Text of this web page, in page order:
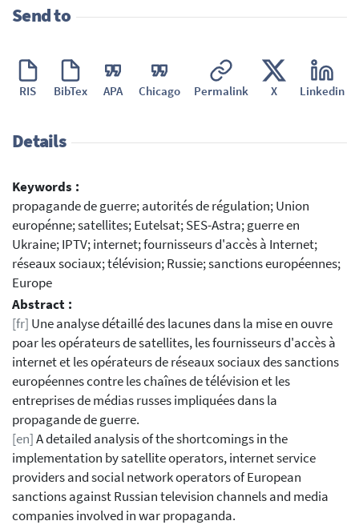
Send to
RIS BibTex APA Chicago Permalink X Linkedin
Details
Keywords :
propagande de guerre; autorités de régulation; Union
europénne; satellites; Eutelsat; SES-Astra; guerre en
Ukraine; IPTV; internet; fournisseurs d'accès à Internet;
réseaux sociaux; télévision; Russie; sanctions européennes;
Europe
Abstract :
[fr] Une analyse détaillé des lacunes dans la mise en ouvre
poar les opérateurs de satellites, les fournisseurs d'accès à
internet et les opérateurs de réseaux sociaux des sanctions
européennes contre les chaînes de télévision et les
entreprises de médias russes impliquées dans la
propagande de guerre.
[en]A detailed analysis of the shortcomings in the
implementation by satellite operators, internet service
providers and social network operators of European
sanctions against Russian television channels and media
companies involved in war propaganda.